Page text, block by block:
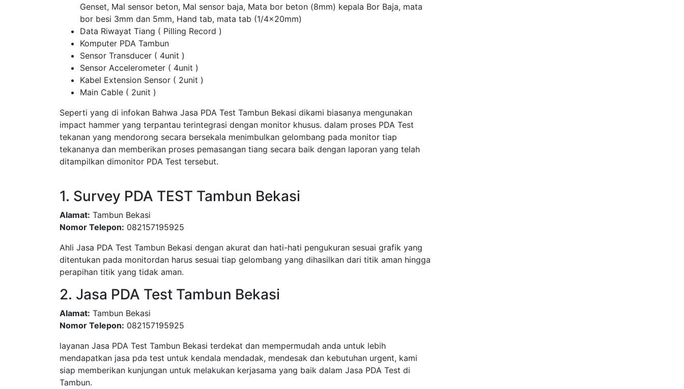
Genset, Mal sensor beton, Mal sensor baja, Mata bor beton (8mm) kepala Bor Baja, mata
bor besi 3mm dan 5mm, Hand tab, mata tab (1/4x20mm)
Data Riwayat Tiang ( Pilling Record )
Komputer PDA Tambun
Sensor Transducer ( 4unit )
Sensor Accelerometer ( 4unit )
Kabel Extension Sensor ( 2unit )
Main Cable ( 2unit )
Seperti yang di infokan Bahwa Jasa PDA Test Tambun Bekasi dikami biasanya mengunakan
impact hammer yang terpantau terintegrasi dengan monitor khusus. dalam proses PDA Test
tekanan yang mendorong secara bersekala menimbulkan gelombang pada monitor tiap
tekananya dan memberikan proses pemasangan tiang secara baik dengan laporan yang telah
ditampilkan dimonitor PDA Test tersebut.
1. Survey PDA TEST Tambun Bekasi
Alamat: Tambun Bekasi
Nomor Telepon: 082157195925
Ahli Jasa PDA Test Tambun Bekasi dengan akurat dan hati-hati pengukuran sesuai grafik yang
ditentukan pada monitordan harus sesuai tiap gelombang yang dihasilkan dari titik aman hingga
perapihan titik yang tidak aman.
2. Jasa PDA Test Tambun Bekasi
Alamat: Tambun Bekasi
Nomor Telepon: 082157195925
layanan Jasa PDA Test Tambun Bekasi terdekat dan mempermudah anda untuk lebih
mendapatkan jasa pda test untuk kendala mendadak, mendesak dan kebutuhan urgent, kami
siap memberikan kunjungan untuk melakukan kerjasama yang baik dalam Jasa PDA Test di
Tambun.